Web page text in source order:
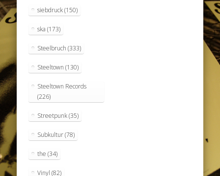
siebdruck(150)
ska (173)
Steelbruch (333)
Steeltown (130)
Steeltown Records
(226)
Streetpunk(35)
Subkultur(78)
the (34)
Vinyl (82)